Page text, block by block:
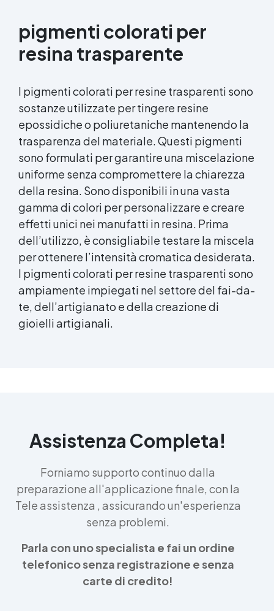
pigmenti colorati per
resina trasparente
I pigmenti colorati per resine trasparenti sono
sostanze utilizzate per tingere resine
epossidiche o poliuretaniche mantenendo la
trasparenza del materiale. Questi pigmenti
sono formulati per garantire una miscelazione
uniforme senza compromettere la chiarezza
della resina. Sono disponibili in una vasta
gamma di colori per personalizzare e creare
effetti unici nei manufatti in resina. Prima
dell’utilizzo, è consigliabile testare la miscela
per ottenere l’intensità cromatica desiderata.
I pigmenti colorati per resine trasparenti sono
ampiamente impiegati nel settore del fai-da-
te, dell’artigianato e della creazione di
gioielli artigianali.
Assistenza Completa!
Forniamo supporto continuo dalla
preparazione all'applicazione finale, con la
Tele assistenza , assicurando un'esperienza
senza problemi.
Parla con uno specialista e fai un ordine
telefonico senza registrazione e senza
carte di credito!